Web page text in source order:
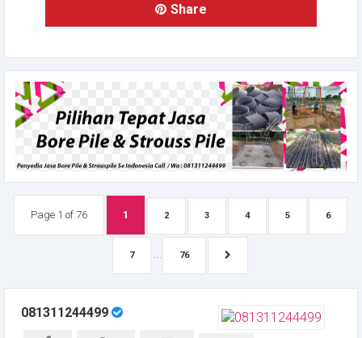
Share
Page 1 of 76 1 2 3 4 5 6
7 ... 76
081311244499